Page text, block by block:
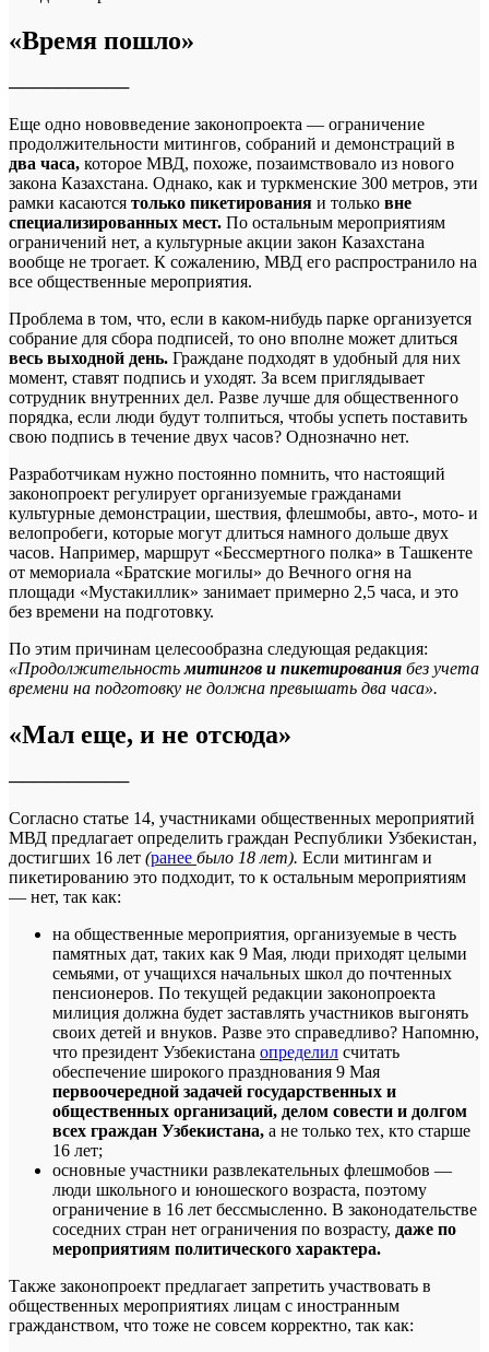
«Время пошло»
──────────
Еще одно нововведение законопроекта — ограничение
продолжительности митингов, собраний и демонстраций в
два часа, которое МВД, похоже, позаимствовало из нового
закона Казахстана. Однако, как и туркменские 300 метров, эти
рамки касаются только пикетирования и только вне
специализированных мест. По остальным мероприятиям
ограничений нет, а культурные акции закон Казахстана
вообще не трогает. К сожалению, МВД его распространило на
все общественные мероприятия.
Проблема в том, что, если в каком-нибудь парке организуется
собрание для сбора подписей, то оно вполне может длиться
весь выходной день. Граждане подходят в удобный для них
момент, ставят подпись и уходят. За всем приглядывает
сотрудник внутренних дел. Разве лучше для общественного
порядка, если люди будут толпиться, чтобы успеть поставить
свою подпись в течение двух часов? Однозначно нет.
Разработчикам нужно постоянно помнить, что настоящий
законопроект регулирует организуемые гражданами
культурные демонстрации, шествия, флешмобы, авто-, мото- и
велопробеги, которые могут длиться намного дольше двух
часов. Например, маршрут «Бессмертного полка» в Ташкенте
от мемориала «Братские могилы» до Вечного огня на
площади «Мустакиллик» занимает примерно 2,5 часа, и это
без времени на подготовку.
По этим причинам целесообразна следующая редакция:
«Продолжительностьмитингов и пикетирования без учета
времени на подготовку не должна превышать два часа».
«Мал еще, и не отсюда»
──────────
Согласно статье 14, участниками общественных мероприятий
МВД предлагает определить граждан Республики Узбекистан,
достигших 16 лет (ранее было 18 лет). Если митингам и
пикетированию это подходит, то к остальным мероприятиям
— нет, так как:
на общественные мероприятия, организуемые в честь
памятных дат, таких как 9 Мая, люди приходят целыми
семьями, от учащихся начальных школ до почтенных
пенсионеров. По текущей редакции законопроекта
милиция должна будет заставлять участников выгонять
своих детей и внуков. Разве это справедливо? Напомню,
что президент Узбекистана определил считать
обеспечение широкого празднования 9 Мая
первоочередной задачей государственных и
общественных организаций, делом совести и долгом
всех граждан Узбекистана, а не только тех, кто старше
16 лет;
основные участники развлекательных флешмобов —
люди школьного и юношеского возраста, поэтому
ограничение в 16 лет бессмысленно. В законодательстве
соседних стран нет ограничения по возрасту, даже по
мероприятиям политического характера.
Также законопроект предлагает запретить участвовать в
общественных мероприятиях лицам с иностранным
гражданством, что тоже не совсем корректно, так как: